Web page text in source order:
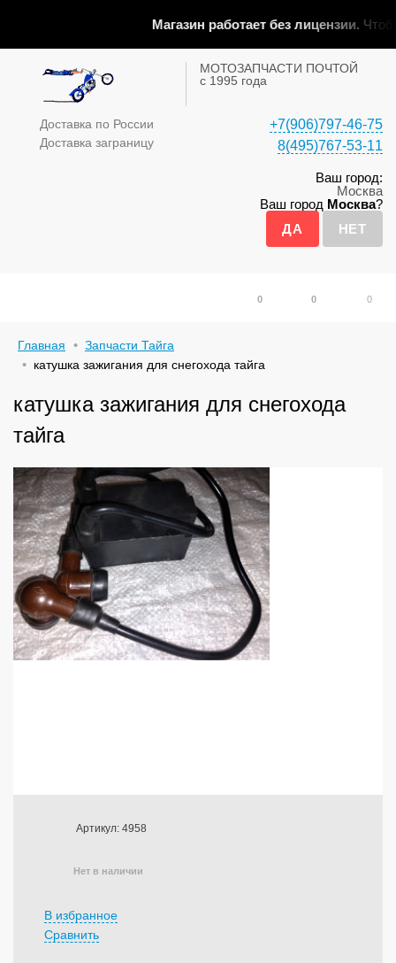
Магазин работает без лицензии.Чтобы
МОТОЗАПЧАСТИ ПОЧТОЙ
с 1995 года
Доставка по России
Доставка заграницу
+7(906)797-46-75
8(495)767-53-11
Ваш город:
Москва
Ваш город Москва?
0
0 0
Главная
Запчасти Тайга
катушка зажигания для снегохода тайга
катушка зажигания для снегохода
тайга
Артикул: 4958
Нет в наличии
В избранное
Сравнить